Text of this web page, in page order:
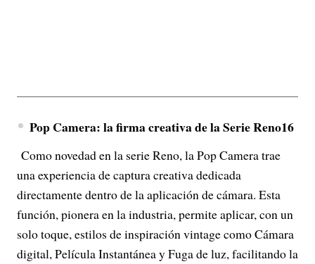
Pop Camera: la firma creativa de la Serie Reno16
Como novedad en la serie Reno, la Pop Camera trae
una experiencia de captura creativa dedicada
directamente dentro de la aplicación de cámara. Esta
función, pionera en la industria, permite aplicar, con un
solo toque, estilos de inspiración vintage como Cámara
digital, Película Instantánea y Fuga de luz, facilitando la